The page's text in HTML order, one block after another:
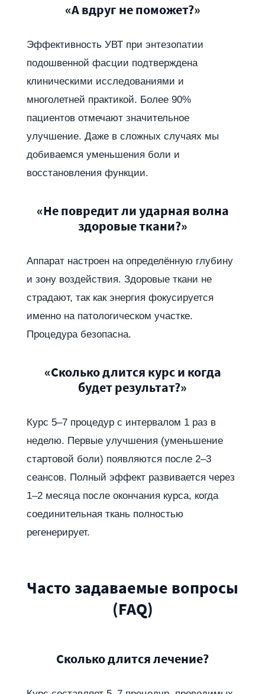
«А вдруг не поможет?»
Эффективность УВТ при энтезопатии
подошвенной фасции подтверждена
клиническими исследованиями и
многолетней практикой. Более 90%
пациентов отмечают значительное
улучшение. Даже в сложных случаях мы
добиваемся уменьшения боли и
восстановления функции.
«Не повредит ли ударная волна
здоровые ткани?»
Аппарат настроен на определённую глубину
и зону воздействия. Здоровые ткани не
страдают, так как энергия фокусируется
именно на патологическом участке.
Процедура безопасна.
«Сколько длится курс и когда
будет результат?»
Курс 5–7 процедур с интервалом 1 раз в
неделю. Первые улучшения (уменьшение
стартовой боли) появляются после 2–3
сеансов. Полный эффект развивается через
1–2 месяца после окончания курса, когда
соединительная ткань полностью
регенерирует.
Часто задаваемые вопросы
(FAQ)
Сколько длится лечение?